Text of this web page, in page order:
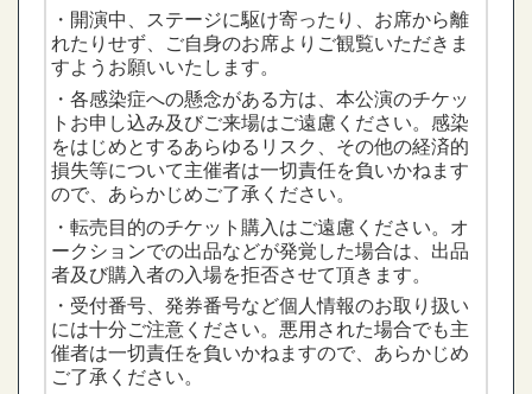
・開演中、ステージに駆け寄ったり、お席から離
れたりせず、ご自身のお席よりご観覧いただきま
すようお願いいたします。
・各感染症への懸念がある方は、本公演のチケッ
トお申し込み及びご来場はご遠慮ください。感染
をはじめとするあらゆるリスク、その他の経済的
損失等について主催者は一切責任を負いかねます
ので、あらかじめご了承ください。
・転売目的のチケット購入はご遠慮ください。オ
ークションでの出品などが発覚した場合は、出品
者及び購入者の入場を拒否させて頂きます。
・受付番号、発券番号など個人情報のお取り扱い
には十分ご注意ください。悪用された場合でも主
催者は一切責任を負いかねますので、あらかじめ
ご了承ください。